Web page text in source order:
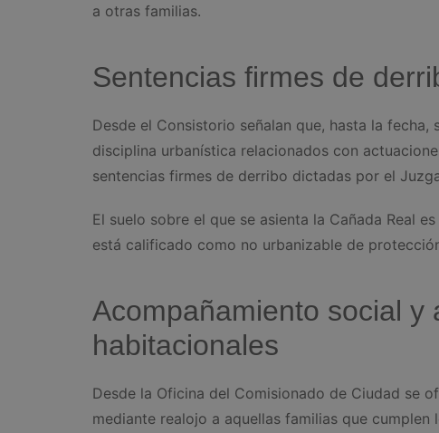
a otras familias.
Sentencias firmes de
Desde el Consistorio señalan que, hasta la
disciplina urbanística relacionados con
sentencias firmes de derribo dictadas por el
El suelo sobre el que se asienta la Cañada Real
está calificado como no urbanizable de
Acompañamiento social y
habitacionales
Desde la Oficina del Comisionado de Ciudad se
mediante realojo a aquellas familias que